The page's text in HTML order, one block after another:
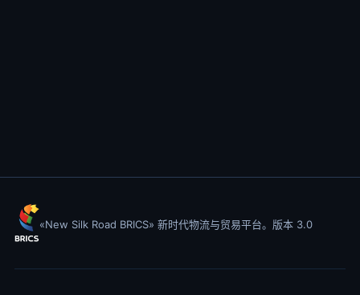
«New Silk Road BRICS» 新时代物流与贸易平台。版本 3.0